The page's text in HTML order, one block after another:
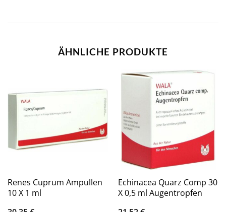
ÄHNLICHE PRODUKTE
Renes Cuprum Ampullen
10 X 1 ml
Echinacea Quarz Comp 30
X 0,5 ml Augentropfen